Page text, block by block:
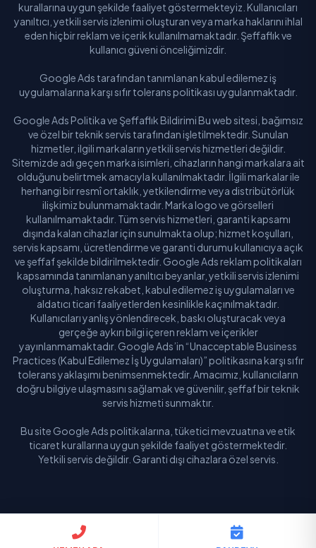
kurallarına uygun şekilde faaliyet göstermekteyiz. Kullanıcıları
yanıltıcı, yetkili servis izlenimi oluşturan veya marka haklarını ihlal
eden hiçbir reklam ve içerik kullanılmamaktadır. Şeffaflık ve
kullanıcı güveni önceliğimizdir.
Google Ads tarafından tanımlanan kabul edilemez iş
uygulamalarına karşı sıfır tolerans politikası uygulanmaktadır.
Google Ads Politika ve Şeffaflık Bildirimi Bu web sitesi, bağımsız
ve özel bir teknik servis tarafından işletilmektedir. Sunulan
hizmetler, ilgili markaların yetkili servis hizmetleri değildir.
Sitemizde adı geçen marka isimleri, cihazların hangi markalara ait
olduğunu belirtmek amacıyla kullanılmaktadır. İlgili markalar ile
herhangi bir resmî ortaklık, yetkilendirme veya distribütörlük
ilişkimiz bulunmamaktadır. Marka logo ve görselleri
kullanılmamaktadır. Tüm servis hizmetleri, garanti kapsamı
dışında kalan cihazlar için sunulmakta olup; hizmet koşulları,
servis kapsamı, ücretlendirme ve garanti durumu kullanıcıya açık
ve şeffaf şekilde bildirilmektedir. Google Ads reklam politikaları
kapsamında tanımlanan yanıltıcı beyanlar, yetkili servis izlenimi
oluşturma, haksız rekabet, kabul edilemez iş uygulamaları ve
aldatıcı ticari faaliyetlerden kesinlikle kaçınılmaktadır.
Kullanıcıları yanlış yönlendirecek, baskı oluşturacak veya
gerçeğe aykırı bilgi içeren reklam ve içerikler
yayınlanmamaktadır. Google Ads’in “Unacceptable Business
Practices (Kabul Edilemez İş Uygulamaları)” politikasına karşı sıfır
tolerans yaklaşımı benimsenmektedir. Amacımız, kullanıcıların
doğru bilgiye ulaşmasını sağlamak ve güvenilir, şeffaf bir teknik
servis hizmeti sunmaktır.
Bu site Google Ads politikalarına, tüketici mevzuatına ve etik
ticaret kurallarına uygun şekilde faaliyet göstermektedir.
Yetkili servis değildir. Garanti dışı cihazlara özel servis.
© 2026 Buldum Servis. Tüm hakları saklıdır.